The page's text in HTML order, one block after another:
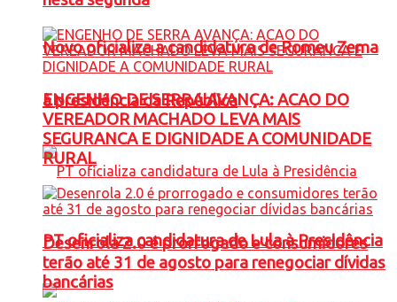
Novo oficializa a candidatura de Romeu Zema
à presidência da República
PT oficializa candidatura de Lula à Presidência
ENGENHO DE SERRA AVANÇA: ACAO DO
VEREADOR MACHADO LEVA MAIS
SEGURANCA E DIGNIDADE A COMUNIDADE
RURAL
Desenrola 2.0 é prorrogado e consumidores
terão até 31 de agosto para renegociar dívidas
bancárias